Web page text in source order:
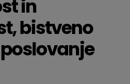
in
bistveno